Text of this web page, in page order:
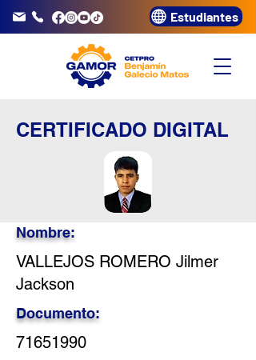
3320072 Estudiantes
CERTIFICADO DIGITAL
Nombre:
VALLEJOS ROMERO Jilmer
Jackson
Documento:
71651990